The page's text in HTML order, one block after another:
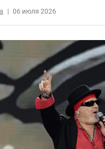
| 06 июля 2026